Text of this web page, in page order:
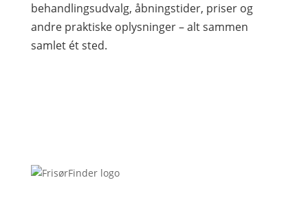
behandlingsudvalg, åbningstider, priser og
andre praktiske oplysninger – alt sammen
samlet ét sted.